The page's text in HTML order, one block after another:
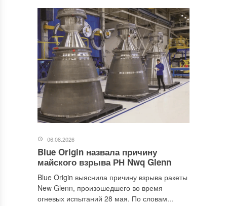
06.08.2026
Blue Origin назвала причину
майского взрыва РН Nwq Glenn
Blue Origin выяснила причину взрыва ракеты
New Glenn, произошедшего во время
огневых испытаний 28 мая. По словам...